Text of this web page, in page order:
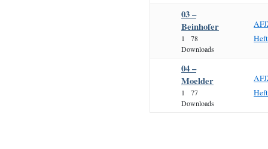
03 –
Beinhofer
1
78
Downloads
04 –
Moelder
1
77
Downloads